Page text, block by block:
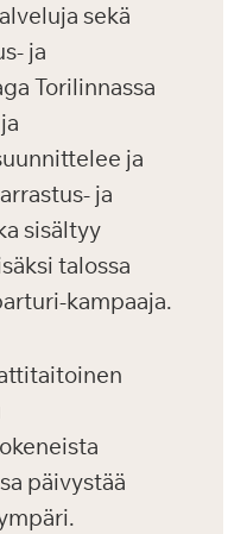
sekä
ja
Torilinnassa
ja
ja
sisältyy
talossa
kampaaja.
päivystää